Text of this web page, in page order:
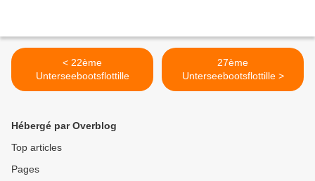
< 22ème
Unterseebootsflottille
27ème
Unterseebootsflottille >
Hébergé par Overblog
Top articles
Pages